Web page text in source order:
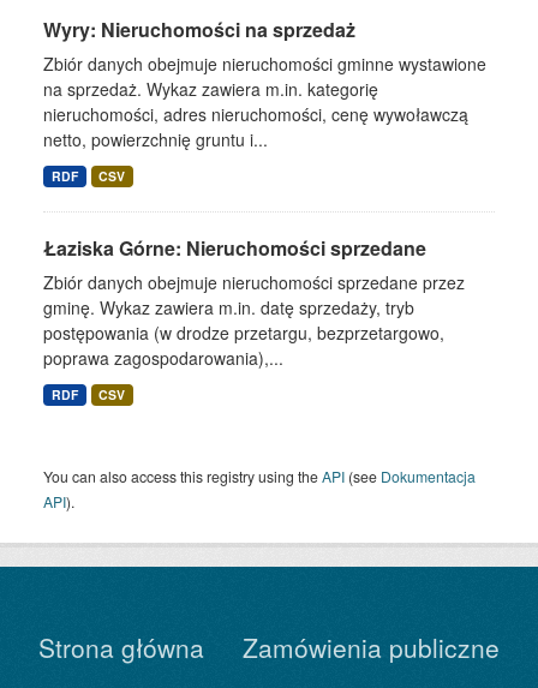
Wyry: Nieruchomości na sprzedaż
Zbiór danych obejmuje nieruchomości gminne wystawione
na sprzedaż. Wykaz zawiera m.in. kategorię
nieruchomości, adres nieruchomości, cenę wywoławczą
netto, powierzchnię gruntu i...
RDF CSV
Łaziska Górne: Nieruchomości sprzedane
Zbiór danych obejmuje nieruchomości sprzedane przez
gminę. Wykaz zawiera m.in. datę sprzedaży, tryb
postępowania (w drodze przetargu, bezprzetargowo,
poprawa zagospodarowania),...
RDF CSV
You can also access this registry using theAPI (see Dokumentacja
API).
Strona główna
Zamówienia publiczne